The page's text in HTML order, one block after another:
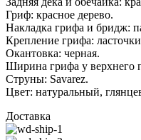
Гриф: красное дерево.
Накладка грифа и бридж:
Крепление грифа:
Окантовка: черная.
Ширина грифа у верхнего
Струны: Savarez.
Цвет: натуральный,
Доставка